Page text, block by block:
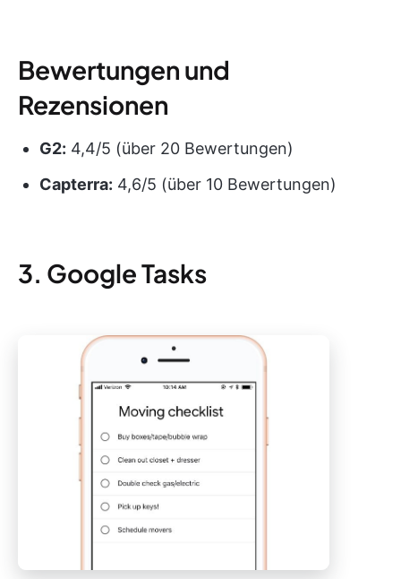
Bewertungen und
Rezensionen
G2: 4,4/5 (über 20 Bewertungen)
Capterra: 4,6/5 (über 10 Bewertungen)
3. Google Tasks